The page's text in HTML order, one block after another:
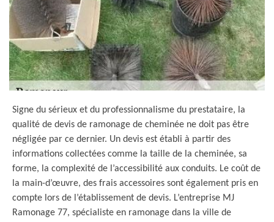
Signe du sérieux et du professionnalisme du prestataire, la
qualité de devis de ramonage de cheminée ne doit pas être
négligée par ce dernier. Un devis est établi à partir des
informations collectées comme la taille de la cheminée, sa
forme, la complexité de l’accessibilité aux conduits. Le coût de
la main-d’œuvre, des frais accessoires sont également pris en
compte lors de l’établissement de devis. L’entreprise MJ
Ramonage 77, spécialiste en ramonage dans la ville de